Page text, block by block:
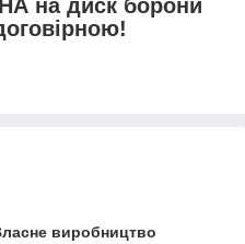
на диск борони
виробництво